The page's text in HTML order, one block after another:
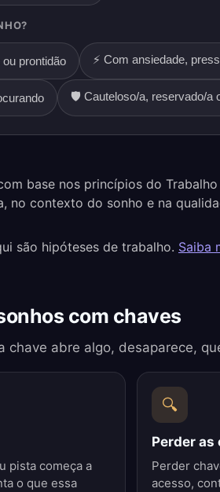
prontidão ⚡ Com ansiedade,
🛡️ Cauteloso/a, reservado/a
base nos princípios do
no contexto do sonho e na
são hipóteses de trabalho. Saiba
com chaves
chave abre algo, desaparece,
pista começa a
o que essa
🔍
Perder as
Perder
acesso,